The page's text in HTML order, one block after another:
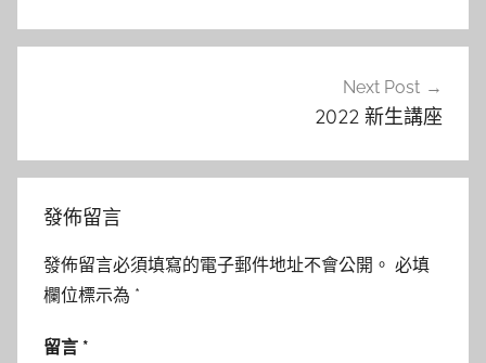
覽
Next Post
2022 新生講座
發佈留言
發佈留言必須填寫的電子郵件地址不會公開。 必填
欄位標示為 *
留言 *